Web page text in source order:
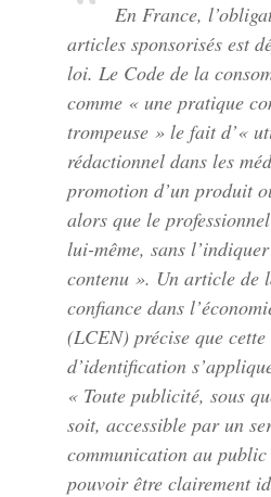
En France,
articles sponsorisés est
loi. Le Code de la
comme « une pratique
trompeuse » le fait d’«
rédactionnel dans les
promotion d’un produit
alors que le
lui-même, sans
contenu ». Un article de
confiance dans
(LCEN) précise que
d’identification
« Toute publicité, sous
soit, accessible par un
communication au
pouvoir être clairement